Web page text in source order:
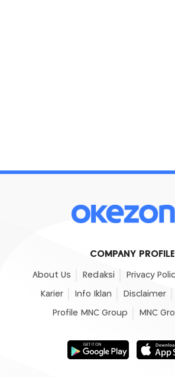
COMPANY PROFILE
About Us Redaksi Privacy
Karier Info Iklan Disclaimer
Profile MNC Group MNC